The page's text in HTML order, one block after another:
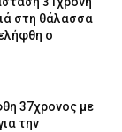
στη θάλασσα
ο
37χρονος με
την